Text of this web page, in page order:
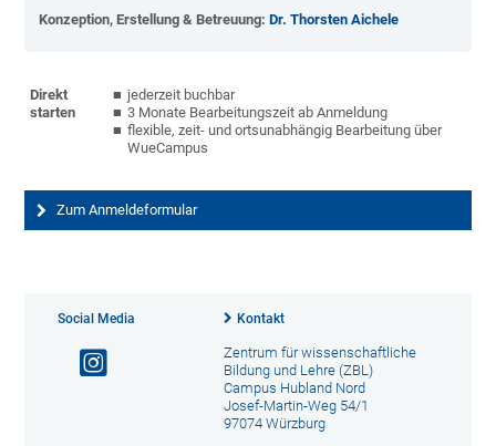
Konzeption, Erstellung & Betreuung:Dr. Thorsten Aichele
Direkt
starten
jederzeit buchbar
3 Monate Bearbeitungszeit ab Anmeldung
flexible, zeit- und ortsunabhängig Bearbeitung über
WueCampus
Zum Anmeldeformular
Social Media Kontakt
Zentrum für wissenschaftliche
Bildung und Lehre (ZBL)
Campus Hubland Nord
Josef-Martin-Weg 54/1
97074 Würzburg